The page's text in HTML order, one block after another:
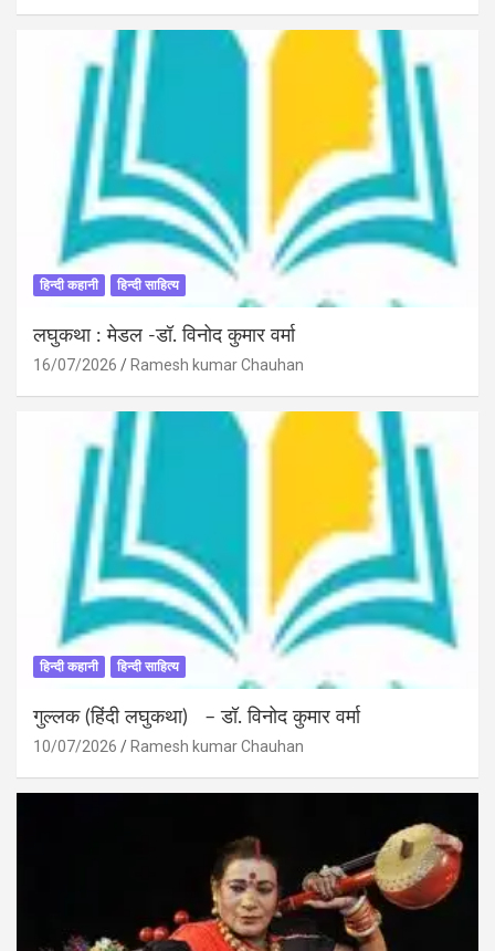
हिन्दी कहानी हिन्दी साहित्य
लघुकथा : मेडल -डॉ. विनोद कुमार वर्मा
16/07/2026 Ramesh kumar Chauhan
हिन्दी कहानी हिन्दी साहित्य
गुल्लक (हिंदी लघुकथा) – डॉ. विनोद कुमार वर्मा
10/07/2026 Ramesh kumar Chauhan